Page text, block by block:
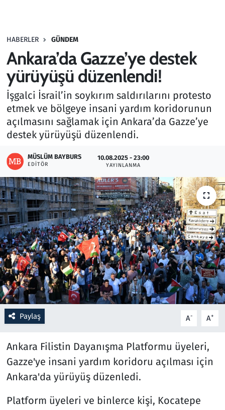
HABERLER GÜNDEM
Ankara’da Gazze’ye destek
yürüyüşü düzenlendi!
İşgalci İsrail’in soykırım saldırılarını protesto
etmek ve bölgeye insani yardım koridorunun
açılmasını sağlamak için Ankara’da Gazze’ye
destek yürüyüşü düzenlendi.
MÜSLÜM BAYBURS
EDITÖR
10.08.2025 - 23:00
YAYINLANMA
Paylaş A- A+
Ankara Filistin Dayanışma Platformu üyeleri,
Gazze'ye insani yardım koridoru açılması için
Ankara'da yürüyüş düzenledi.
Platform üyeleri ve binlerce kişi, Kocatepe
Haber
Kültür Sanat
Kurumsal Haberler
Lezzet Durağı
Oyun
Ramazan
Resmi İlanlar
Rüya Tabirleri
Sağlık
Savunma Sanayi
Seçim 2023
Spor
Teknoloji ve Bilim